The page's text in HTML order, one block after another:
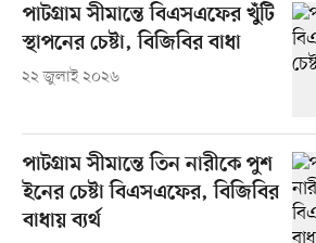
পাটগ্রাম সীমান্তে বিএসএফের খুঁটি
স্থাপনের চেষ্টা, বিজিবির বাধা
২২ জুলাই ২০২৬
পাটগ্রাম সীমান্তে তিন নারীকে পুশ
ইনের চেষ্টা বিএসএফের, বিজিবির
বাধায় ব্যর্থ